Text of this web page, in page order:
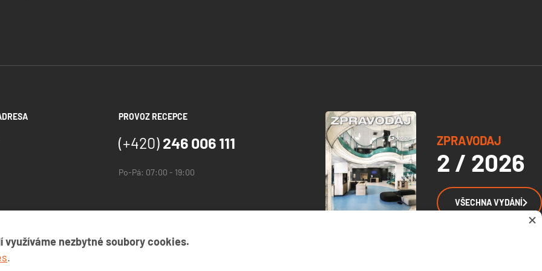
ZPRAVODAJ
2 / 2026
VŠECHNA VYDÁNÍ
PROVOZ RECEPCE
(+420) 246 006 111
Po-Pá: 07:00 - 19:00
nezbytné soubory cookies.
.